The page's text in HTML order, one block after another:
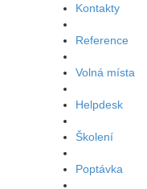
Kontakty
Reference
Volná místa
Helpdesk
Školení
Poptávka